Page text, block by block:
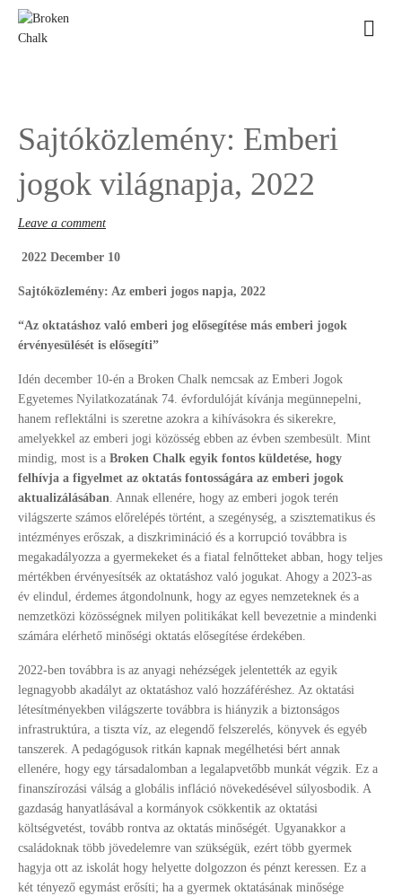
Leave a comment
Sajtóközlemény: Emberi
jogok világnapja, 2022
2022 December 10
Sajtóközlemény: Az emberi jogos napja, 2022
“Az oktatáshoz való emberi jog elősegítése más emberi jogok
érvényesülését is elősegíti”
Idén december 10-én a Broken Chalk nemcsak az Emberi Jogok
Egyetemes Nyilatkozatának 74. évfordulóját kívánja megünnepelni,
hanem reflektálni is szeretne azokra a kihívásokra és sikerekre,
amelyekkel az emberi jogi közösség ebben az évben szembesült. Mint
mindig, most is a Broken Chalk egyik fontos küldetése, hogy
felhívja a figyelmet az oktatás fontosságára az emberi jogok
aktualizálásában. Annak ellenére, hogy az emberi jogok terén
világszerte számos előrelépés történt, a szegénység, a szisztematikus és
intézményes erőszak, a diszkrimináció és a korrupció továbbra is
megakadályozza a gyermekeket és a fiatal felnőtteket abban, hogy teljes
mértékben érvényesítsék az oktatáshoz való jogukat. Ahogy a 2023-as
év elindul, érdemes átgondolnunk, hogy az egyes nemzeteknek és a
nemzetközi közösségnek milyen politikákat kell bevezetnie a mindenki
számára elérhető minőségi oktatás elősegítése érdekében.
2022-ben továbbra is az anyagi nehézségek jelentették az egyik
legnagyobb akadályt az oktatáshoz való hozzáféréshez. Az oktatási
létesítményekben világszerte továbbra is hiányzik a biztonságos
infrastruktúra, a tiszta víz, az elegendő felszerelés, könyvek és egyéb
tanszerek. A pedagógusok ritkán kapnak megélhetési bért annak
ellenére, hogy egy társadalomban a legalapvetőbb munkát végzik. Ez a
finanszírozási válság a globális infláció növekedésével súlyosbodik. A
gazdaság hanyatlásával a kormányok csökkentik az oktatási
költségvetést, tovább rontva az oktatás minőségét. Ugyanakkor a
családoknak több jövedelemre van szükségük, ezért több gyermek
hagyja ott az iskolát hogy helyette dolgozzon és pénzt keressen. Ez a
két tényező egymást erősíti; ha a gyermek oktatásának minősége